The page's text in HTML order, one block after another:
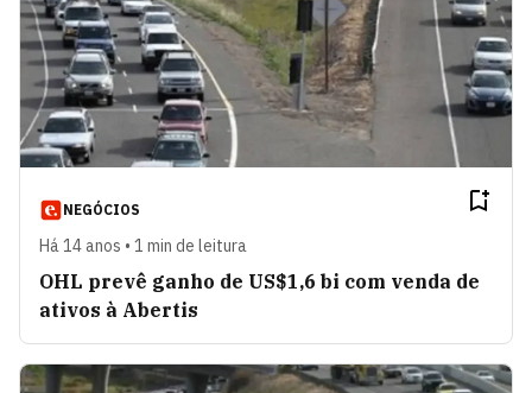
NEGÓCIOS
Há 14 anos • 1 min de leitura
OHL prevê ganho de US$1,6 bi com venda de
ativos à Abertis